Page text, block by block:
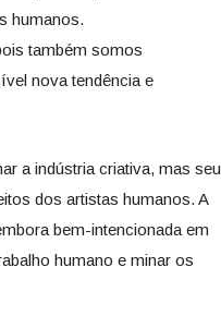
humanos.
também somos
nova tendência e
a indústria criativa, mas seu
dos artistas humanos. A
bem-intencionada em
humano e minar os